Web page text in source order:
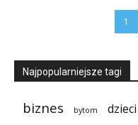
1
Najpopularniejsze tagi
biznes bytom dzieci